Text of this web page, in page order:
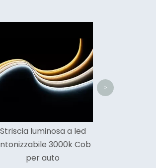
Light Strip 5 anni di
>